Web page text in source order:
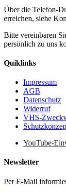
Über die Telefon-
erreichen, siehe
Bitte vereinbaren
persönlich zu uns
Quiklinks
Impressum
AGB
Datenschutz
Widerruf
VHS-
YouTube-
Newsletter
Per E-Mail